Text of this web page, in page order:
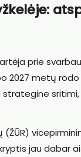
prie
2027 metų
(ŽŪR)
jau dabar